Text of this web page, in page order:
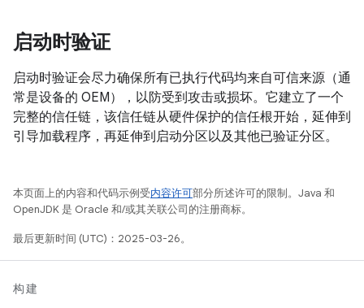
启动时验证
启动时验证会尽力确保所有已执行代码均来自可信来源（通
常是设备的 OEM），以防受到攻击或损坏。它建立了一个
完整的信任链，该信任链从硬件保护的信任根开始，延伸到
引导加载程序，再延伸到启动分区以及其他已验证分区。
本页面上的内容和代码示例受内容许可部分所述许可的限制。Java 和
OpenJDK 是 Oracle 和/或其关联公司的注册商标。
最后更新时间 (UTC)：2025-03-26。
构建